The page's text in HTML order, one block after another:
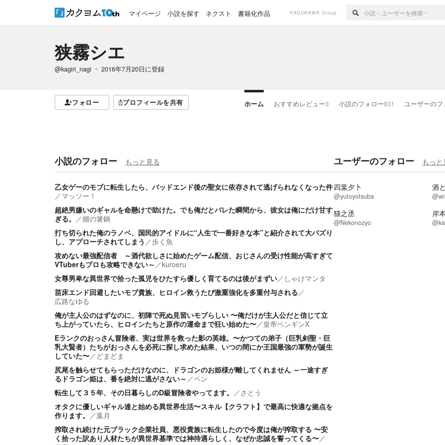
マイページ 小説を探す ネクスト 書籍化作品 KADOKAWA Group
狭霧シエ
@kagiri_nagi 2016年7月20日に登録
フォロー プロフィールを共有 ホーム おすすめレビュー3 小説のフォロー831 ユーザーのフ
小説のフォロー もっと見る
乙女ゲーのモブに転生したら、バッドエンド後の聖女に依存されて逃げられなくなった件
／マッソー！
超絶男嫌いのギャルを命懸けで助けた。でも俺だとバレた瞬間から、彼女は俺にだけ甘す
ぎる。 ／畑の箸鍋
打ち切られた俺のラノベ、国民的アイドルに“人生で一番好きな本”と紹介されて大バズり
し、アプローチされてしまう ／歩く魚
攻めない最強配信者 ～酒代欲しさに始めたゲーム配信、おじさんの受け性能が高すぎて
VTuberもプロも攻略できない～ ／kuroeru
女尊男卑な異世界で拾った孤児をひたすら優しく育てるのは後がまずい／ しゃけマンタ
苗床エンド回避したいモブ貴族、ヒロイン救うたび激重強化を多重付与される／
広路なゆる
俺が主人公のはずなのに、初陣で死ぬ見習いモブらしい 〜俺だけが主人公だと信じて立
ち上がっていたら、ヒロインたちと原作の運命まで狂い始めた〜／皇帝ペンギンX
Eランクのおっさん冒険者、実は世界を救った影の英雄。〜かつての弟子（巨乳剣聖・巨
乳大賢者）たちがおっさんを必死に探し求めた結果、いつの間にか王国最強の軍勢が誕生
していた〜／ どまどま
尻尾を触らせてもらっただけなのに、ドラゴンのお姫様が離してくれません ～一途すぎ
るドラゴン姫は、番を絶対に逃がさない～ ／ペン
転生して３５年、その日暮らしのD級冒険者やってます。 ／ さとう
オタクに優しいギャル達と始める異世界生活〜スキル【クラフト】で最高に快適な拠点を
作ります。 ／葉月
搾取され続けた元ブラック企業社員、悪役貴族に転生したので今度は俺が搾取する 〜安
く拾った訳あり人材たちが異世界基準では神待遇らしく、なぜか忠誠を誓ってくる〜／
ユーザーのフォロー もっ
四葉夕卜
@yutoyotsuba
酒
猫之丞
@Nekonozyo
岸